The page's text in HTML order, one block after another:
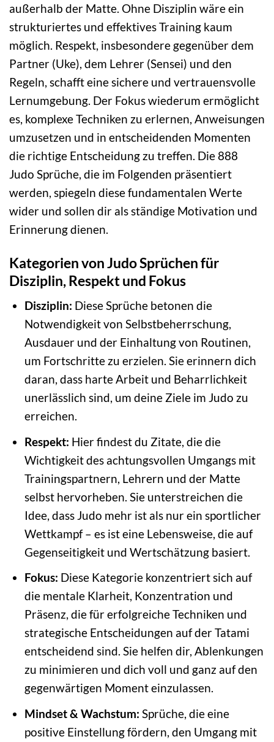
außerhalb der Matte. Ohne Disziplin wäre ein
strukturiertes und effektives Training kaum
möglich. Respekt, insbesondere gegenüber dem
Partner (Uke), dem Lehrer (Sensei) und den
Regeln, schafft eine sichere und vertrauensvolle
Lernumgebung. Der Fokus wiederum ermöglicht
es, komplexe Techniken zu erlernen, Anweisungen
umzusetzen und in entscheidenden Momenten
die richtige Entscheidung zu treffen. Die 888
Judo Sprüche, die im Folgenden präsentiert
werden, spiegeln diese fundamentalen Werte
wider und sollen dir als ständige Motivation und
Erinnerung dienen.
Kategorien von Judo Sprüchen für
Disziplin, Respekt und Fokus
Disziplin: Diese Sprüche betonen die
Notwendigkeit von Selbstbeherrschung,
Ausdauer und der Einhaltung von Routinen,
um Fortschritte zu erzielen. Sie erinnern dich
daran, dass harte Arbeit und Beharrlichkeit
unerlässlich sind, um deine Ziele im Judo zu
erreichen.
Respekt: Hier findest du Zitate, die die
Wichtigkeit des achtungsvollen Umgangs mit
Trainingspartnern, Lehrern und der Matte
selbst hervorheben. Sie unterstreichen die
Idee, dass Judo mehr ist als nur ein sportlicher
Wettkampf – es ist eine Lebensweise, die auf
Gegenseitigkeit und Wertschätzung basiert.
Fokus: Diese Kategorie konzentriert sich auf
die mentale Klarheit, Konzentration und
Präsenz, die für erfolgreiche Techniken und
strategische Entscheidungen auf der Tatami
entscheidend sind. Sie helfen dir, Ablenkungen
zu minimieren und dich voll und ganz auf den
gegenwärtigen Moment einzulassen.
Mindset & Wachstum: Sprüche, die eine
positive Einstellung fördern, den Umgang mit